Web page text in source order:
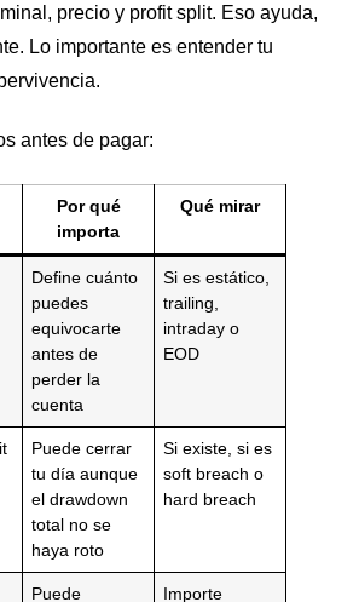
precio y profit split. Eso ayuda,
Lo importante es entender tu
antes de pagar:
Por qué
importa
Qué mirar
Define cuánto
puedes
equivocarte
antes de
perder la
cuenta
Si es estático,
trailing,
intraday o
EOD
Puede cerrar
tu día aunque
el drawdown
total no se
haya roto
Si existe, si es
soft breach o
hard breach
Puede
Importe